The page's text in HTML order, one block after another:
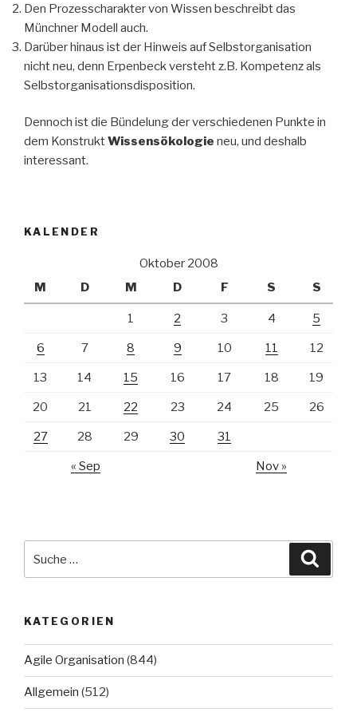
Den Prozesscharakter von Wissen beschreibt das
Münchner Modell auch.
Darüber hinaus ist der Hinweis auf Selbstorganisation
nicht neu, denn Erpenbeck versteht z.B. Kompetenz als
Selbstorganisationsdisposition.
Dennoch ist die Bündelung der verschiedenen Punkte in
dem KonstruktWissensökologie neu, und deshalb
interessant.
KALENDER
Oktober 2008
M
D M D F S S
1 2 3 4 5
6 7 8 9 10 11 12
13 14 15 16 17 18 19
20 21 22 23 24 25 26
27 28 29 30 31
« Sep Nov »
nach:
KATEGORIEN
Agile Organisation (844)
Allgemein (512)